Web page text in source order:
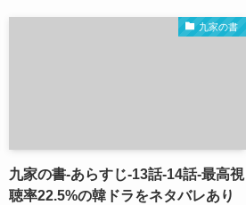
九家の書
九家の書-あらすじ-13話-14話-最高視
聴率22.5%の韓ドラをネタバレあり